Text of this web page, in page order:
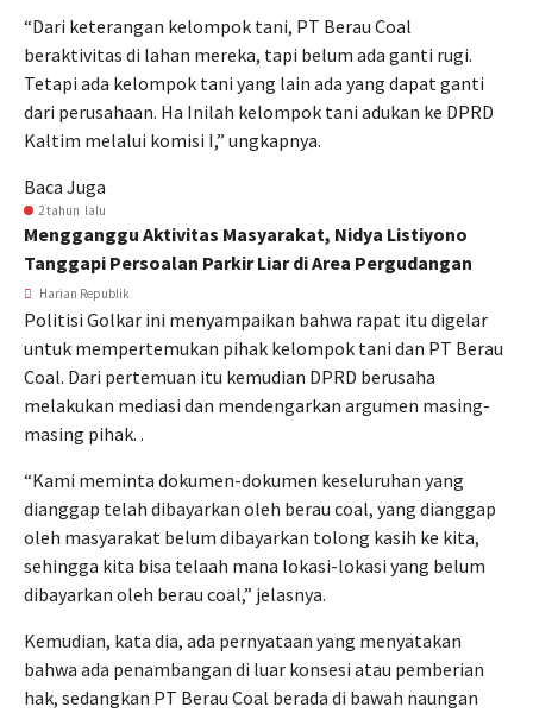
“Dari keterangan kelompok tani, PT Berau Coal
beraktivitas di lahan mereka, tapi belum ada ganti rugi.
Tetapi ada kelompok tani yang lain ada yang dapat ganti
dari perusahaan. Ha Inilah kelompok tani adukan ke DPRD
Kaltim melalui komisi I,” ungkapnya.
Baca Juga
2 tahun lalu
Mengganggu Aktivitas Masyarakat, Nidya Listiyono
Tanggapi Persoalan Parkir Liar di Area Pergudangan
Harian Republik
Politisi Golkar ini menyampaikan bahwa rapat itu digelar
untuk mempertemukan pihak kelompok tani dan PT Berau
Coal. Dari pertemuan itu kemudian DPRD berusaha
melakukan mediasi dan mendengarkan argumen masing-
masing pihak. .
“Kami meminta dokumen-dokumen keseluruhan yang
dianggap telah dibayarkan oleh berau coal, yang dianggap
oleh masyarakat belum dibayarkan tolong kasih ke kita,
sehingga kita bisa telaah mana lokasi-lokasi yang belum
dibayarkan oleh berau coal,” jelasnya.
Kemudian, kata dia, ada pernyataan yang menyatakan
bahwa ada penambangan di luar konsesi atau pemberian
hak, sedangkan PT Berau Coal berada di bawah naungan